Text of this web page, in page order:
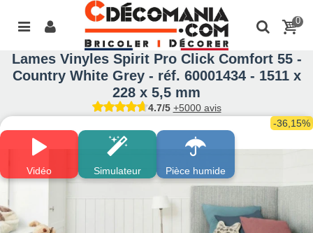
0
Lames Vinyles Spirit Pro Click Comfort 55 -
Country White Grey - réf. 60001434 - 1511 x
228 x 5,5 mm
4.7/5 +5000 avis
Vidéo Simulateur Pièce humide
-36,15%